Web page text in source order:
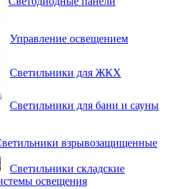
Управление освещением
Светильники для ЖКХ
Светильники для бани и сауны
взрывозащищенные
Светильники складские
освещения